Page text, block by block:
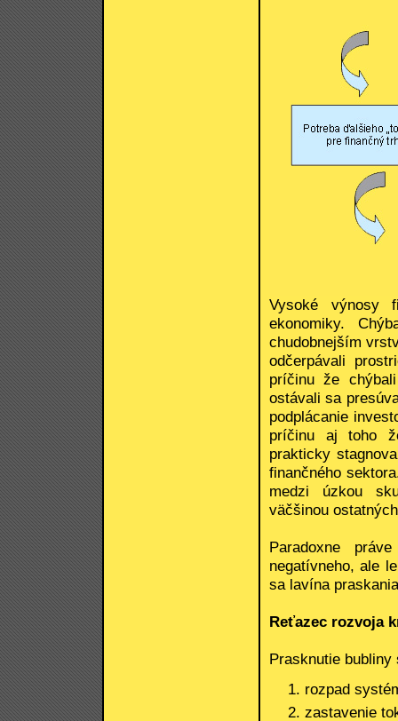
Vysoké výnosy
ekonomiky.
chudobnejším
odčerpávali
príčinu že
ostávali sa
podplácanie
príčinu aj toho
prakticky
finančného
medzi úzkou
väčšinou
Paradoxne
negatívneho, ale
sa lavína
Reťazec rozvoja
Prasknutie
rozpad
zastavenie